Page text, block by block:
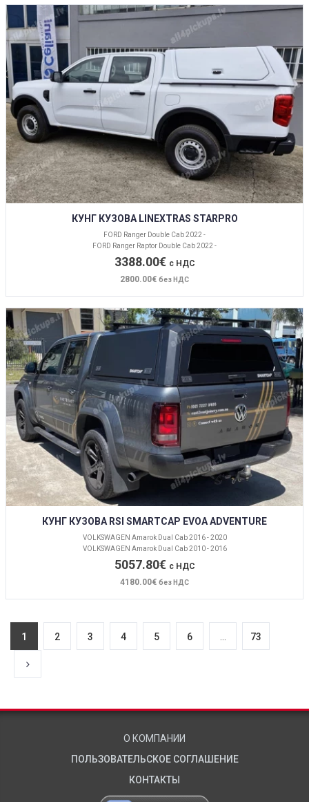
КУНГ КУЗОВА LINEXTRAS STARPRO
FORD Ranger Double Cab 2022 -
FORD Ranger Raptor Double Cab 2022 -
3388.00€ с НДС
2800.00€ без НДС
КУНГ КУЗОВА RSI SMARTCAP EVOA ADVENTURE
VOLKSWAGEN Amarok Dual Cab 2016 - 2020
VOLKSWAGEN Amarok Dual Cab 2010 - 2016
5057.80€ с НДС
4180.00€ без НДС
1 2 3 4 5 6 73
О КОМПАНИИ
ПОЛЬЗОВАТЕЛЬСКОЕ СОГЛАШЕНИЕ
КОНТАКТЫ